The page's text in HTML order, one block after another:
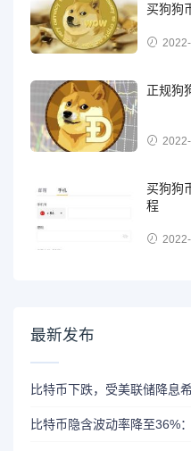
买狗狗
正规狗
买狗狗
程
最新发布
比特币下跌，受美联储降息
比特币隐含波动率降至36%